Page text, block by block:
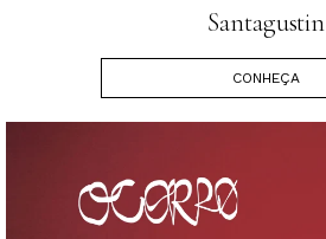
Santagustin
CONHEÇA